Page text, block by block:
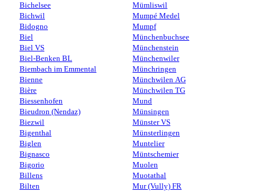
Bichelsee
Bichwil
Bidogno
Biel
Biel VS
Biel-Benken BL
Biembach im Emmental
Bienne
Bière
Biessenhofen
Bieudron (Nendaz)
Biezwil
Bigenthal
Biglen
Bignasco
Bigorio
Billens
Bilten
Mümliswil
Mumpé Medel
Mumpf
Münchenbuchsee
Münchenstein
Münchenwiler
Münchringen
Münchwilen AG
Münchwilen TG
Mund
Münsingen
Münster VS
Münsterlingen
Muntelier
Müntschemier
Muolen
Muotathal
Mur (Vully) FR